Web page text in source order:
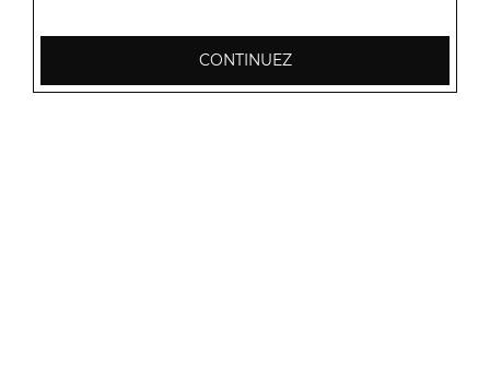
103, Avenue Robert Buron
CONTINUEZ